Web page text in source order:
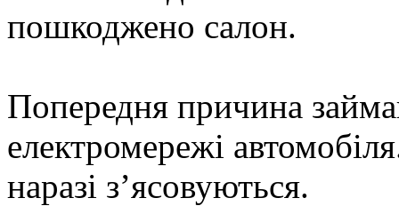
пошкоджено салон.
Попередня причина
електромережі
наразі з’ясовуються.